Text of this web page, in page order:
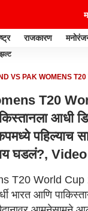
राजकारण
IND VS PAK WOMENS T20
T20
आधी
पहिल्याच
घडलं?, Video
T20 World Cup
भारत आणि